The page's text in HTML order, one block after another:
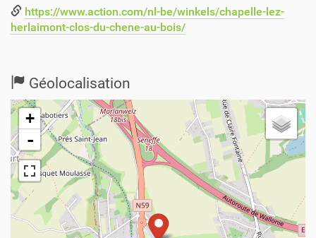
https://www.action.com/nl-be/winkels/chapelle-lez-
herlaimont-clos-du-chene-au-bois/
Géolocalisation
+
-